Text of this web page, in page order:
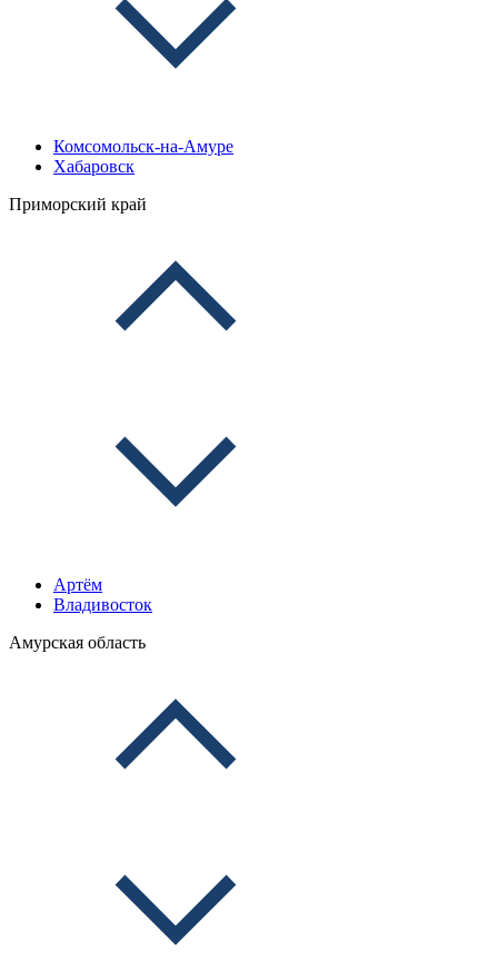
Комсомольск-на-Амуре
Хабаровск
Приморский край
Артём
Владивосток
Амурская область